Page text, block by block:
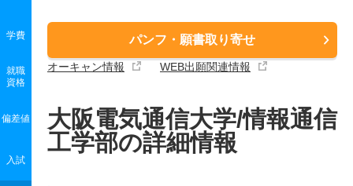
パンフ・願書取り寄せ
オーキャン情報 WEB出願関連情報
学費
就職
資格
偏差値
入試
大阪電気通信大学/情報通信
工学部の詳細情報